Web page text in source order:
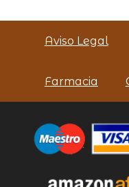
Aviso Legal
Farmacia